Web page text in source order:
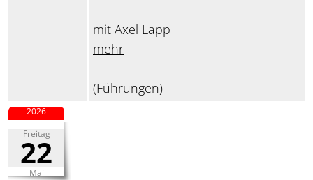
mit Axel Lapp
mehr
(Führungen)
Freitag
22
Mai
2026